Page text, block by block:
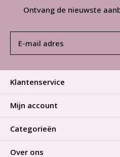
Ontvang de nieuwste
Klantenservice
Mijn account
Categorieën
Over ons